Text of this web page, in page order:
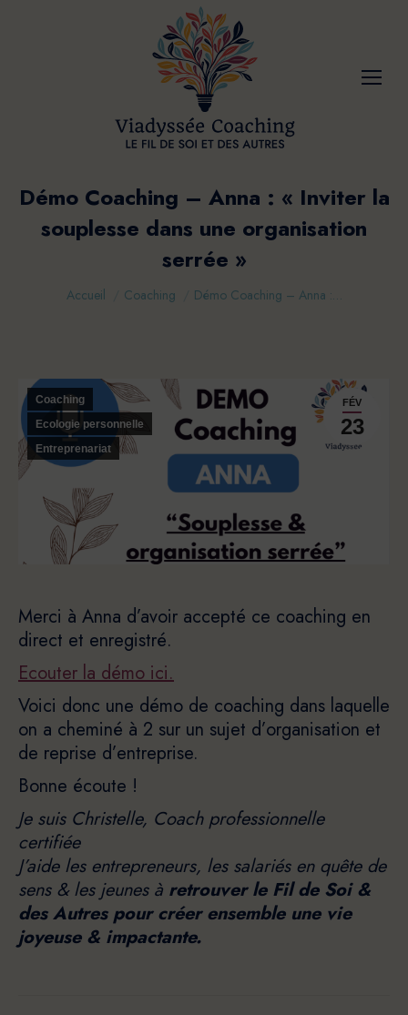
Démo Coaching – Anna : « Inviter la
souplesse dans une organisation
serrée »
Vous êtes ici :
Accueil Coaching Démo Coaching – Anna :…
FÉV
23
Coaching
Ecologie personnelle
Entreprenariat
Merci à Anna d’avoir accepté ce coaching en
direct et enregistré.
Ecouter la démo ici.
Voici donc une démo de coaching dans laquelle
on a cheminé à 2 sur un sujet d’organisation et
de reprise d’entreprise.
Bonne écoute !
Je suis Christelle, Coach professionnelle
certifiée
J’aide les entrepreneurs, les salariés en quête de
sens & les jeunes à retrouver le Fil de Soi &
des Autres pour créer ensemble une vie
joyeuse & impactante.